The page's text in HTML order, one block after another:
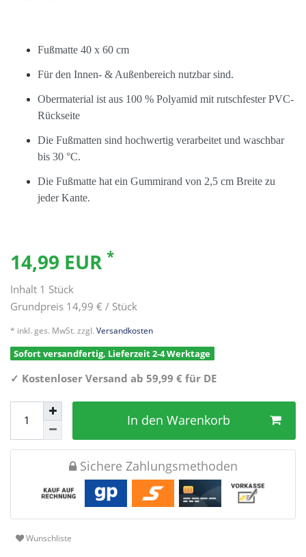
Fußmatte 40 x 60 cm
Für den Innen- & Außenbereich nutzbar sind.
Obermaterial ist aus 100 % Polyamid mit rutschfester PVC-
Rückseite
Die Fußmatten sind hochwertig verarbeitet und waschbar
bis 30 °C.
Die Fußmatte hat ein Gummirand von 2,5 cm Breite zu
jeder Kante.
14,99 EUR *
Inhalt 1 Stück
Grundpreis 14,99 € / Stück
* inkl. ges. MwSt. zzgl. Versandkosten
Sofort versandfertig, Lieferzeit 2-4 Werktage
✓ Kostenloser Versand ab 59,99 € für DE
In den Warenkorb
Sichere Zahlungsmethoden
Wunschliste